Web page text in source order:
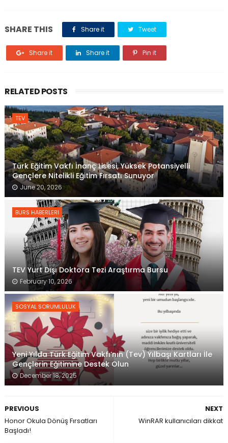
SHARE THIS Share it Tweet
Share it Share it Pin it
RELATED POSTS
TEV
Türk Eğitim Vakfı İnanç Lisesi, Yüksek Potansiyelli
Gençlere Nitelikli Eğitim Fırsatı Sunuyor
June 20, 2026
BURS HABERLERI
TEV Yurt Dışı Doktora Tezi Araştırma Bursu
February 10, 2026
SOSYAL SORUMLULUK
Yeni Yılda Türk Eğitim Vakfı’nın (Tev) Yılbaşı Kartları İle
Gençlerin Eğitimine Destek Olun
December 18, 2025
NEXT
WinRAR kullanıcıları dikkat
PREVIOUS
Honor Okula Dönüş Fırsatları
Başladı!